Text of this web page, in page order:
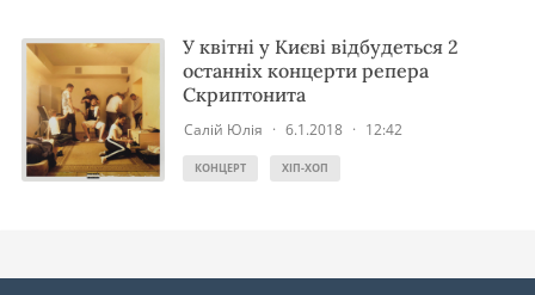
У квітні у Києві відбудеться 2
останніх концерти репера
Скриптонита
Салій Юлія · 6.1.2018 · 12:42
КОНЦЕРТ ХІП-ХОП